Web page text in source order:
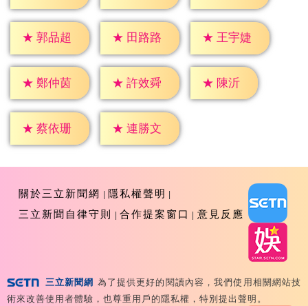
★ 郭品超 ★ 田路路 ★ 王宇婕
★ 鄭仲茵 ★ 許效舜 ★ 陳沂
★ 蔡依珊 ★ 連勝文
關於三立新聞網
隱私權聲明
三立新聞自律守則
合作提案窗口 意見反應
Copyright ©2026 Sanlih E-Television All Rights
三立新聞網 為了提供更好的閱讀內容，我們使用相關網站技
術來改善使用者體驗，也尊重用戶的隱私權，特別提出聲明。